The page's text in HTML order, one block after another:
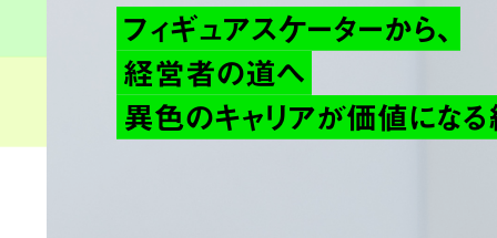
フィギュアスケーターから、
経営者の道へ
異色のキャリアが価値にな